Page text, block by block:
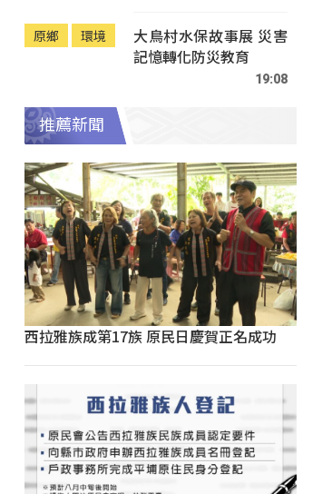
原鄉 環境
大鳥村水保故事展 災害
記憶轉化防災教育
19:08
推薦新聞
西拉雅族成第17族 原民日慶賀正名成功